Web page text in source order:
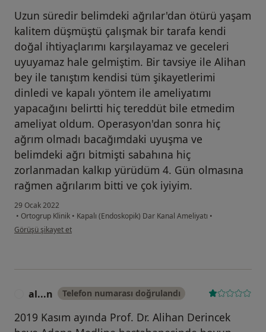
Uzun süredir belimdeki ağrılar'dan ötürü yaşam
kalitem düşmüştü çalışmak bir tarafa kendi
doğal ihtiyaçlarımı karşılayamaz ve geceleri
uyuyamaz hale gelmiştim. Bir tavsiye ile Alihan
bey ile tanıştım kendisi tüm şikayetlerimi
dinledi ve kapalı yöntem ile ameliyatımı
yapacağını belirtti hiç tereddüt bile etmedim
ameliyat oldum. Operasyon'dan sonra hiç
ağrım olmadı bacağımdaki uyuşma ve
belimdeki ağrı bitmişti sabahına hiç
zorlanmadan kalkıp yürüdüm 4. Gün olmasına
rağmen ağrılarım bitti ve çok iyiyim.
29 Ocak 2022
• Ortogrup Klinik • Kapalı (Endoskopik) Dar Kanal Ameliyatı •
kullanıcının görüşüne göre sa...u
Görüşü şikayet et
al...n Telefon numarası doğrulandı
2019 Kasım ayında Prof. Dr. Alihan Derincek